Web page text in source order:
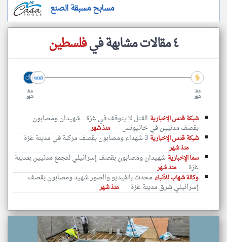
مسابح مسبقة الصنع
٤ مقالات مشابهة في فلسطين
منذ
شهر
منذ
شهر
شبكة قدس الإخبارية القتل لا يتوقف في غزة.. شهيدان ومصابون
بقصف مدنيين في خانيونس
منذ شهر
شبكة قدس الإخبارية 3 شهداء ومصابون بقصف مركبة في مدينة غزة
منذ شهر
سما الإخبارية شهيدان ومصابون بقصف إسرائيلي لتجمع مدنيين بمدينة
غزة
منذ شهر
وكالة شهاب للأنباء محدث بالفيديو والصور شهيد ومصابون بقصف
إسرائيلي شرق مدينة غزة منذ شهر